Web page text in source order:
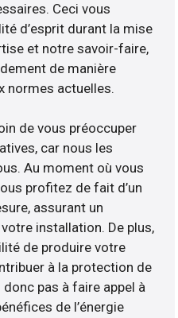
Ceci vous
d’esprit durant la mise
et notre savoir-faire,
de manière
normes actuelles.
de vous préoccuper
car nous les
Au moment où vous
profitez de fait d’un
assurant un
installation. De plus,
de produire votre
à la protection de
donc pas à faire appel à
de l’énergie